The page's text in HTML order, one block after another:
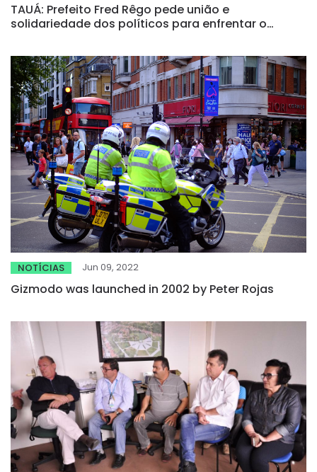
TAUÁ: Prefeito Fred Rêgo pede união e
solidariedade dos políticos para enfrentar o
NOTÍCIAS Jun 09, 2022
Gizmodo was launched in 2002 by Peter Rojas